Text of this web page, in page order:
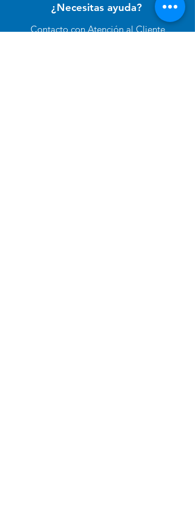
¿Necesitas ayuda?
Contacto conAtención al Cliente